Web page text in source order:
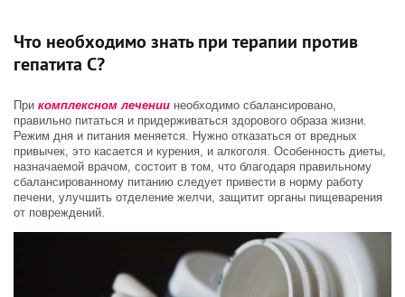
Что необходимо знать при терапии против
гепатита С?
При комплексном лечении необходимо сбалансировано,
правильно питаться и придерживаться здорового образа жизни.
Режим дня и питания меняется. Нужно отказаться от вредных
привычек, это касается и курения, и алкоголя. Особенность диеты,
назначаемой врачом, состоит в том, что благодаря правильному
сбалансированному питанию следует привести в норму работу
печени, улучшить отделение желчи, защитит органы пищеварения
от повреждений.